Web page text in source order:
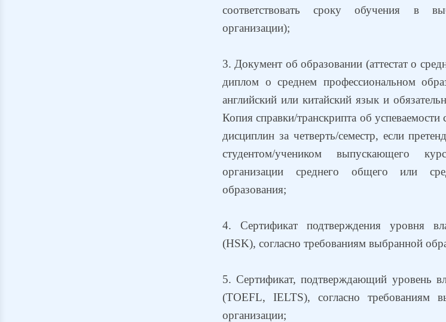
соответствовать сроку обучения в
организации);
3. Документ об образовании (аттестат о
диплом о среднем профессиональном
английский или китайский язык и
Копия справки/транскрипта об
дисциплин за четверть/семестр, если
студентом/учеником выпускающего
организации среднего общего или
образования;
4. Сертификат подтверждения уровня
(HSK), согласно требованиям выбранной
5. Сертификат, подтверждающий уровень
(TOEFL, IELTS), согласно требованиям
организации;